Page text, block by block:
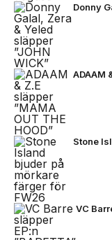
Donny
ADAAM
Stone
VC